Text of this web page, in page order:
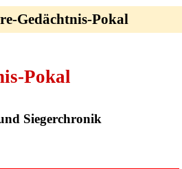
Gedächtnis-Pokal
Pokal
Siegerchronik